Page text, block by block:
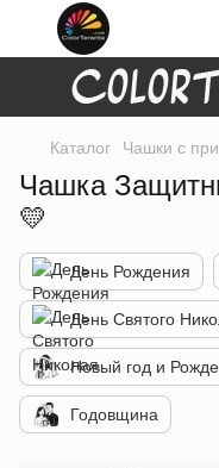
Каталог Чашки с
Чашка
💛
День Рождения
День Святого
Новый год и
Годовщина